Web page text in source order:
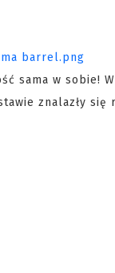
sama w sobie!
znalazły